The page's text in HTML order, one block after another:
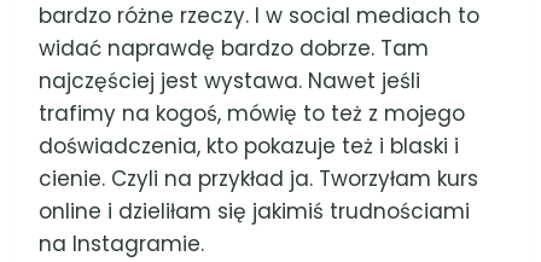
bardzo różne rzeczy. I w social mediach to
widać naprawdę bardzo dobrze. Tam
najczęściej jest wystawa. Nawet jeśli
trafimy na kogoś, mówię to też z mojego
doświadczenia, kto pokazuje też i blaski i
cienie. Czyli na przykład ja. Tworzyłam kurs
online i dzieliłam się jakimiś trudnościami
na Instagramie.